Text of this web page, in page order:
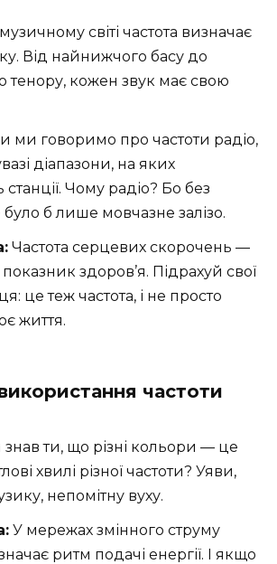
світі частота визначає
Від найнижчого басу до
тенору, кожен звук має свою
ми говоримо про частоти радіо,
діапазони, на яких
Чому радіо? Бо без
було б лише мовчазне залізо.
Частота серцевих скорочень —
здоров’я. Підрахуй свої
це теж частота, і не просто
життя.
частоти
ти, що різні кольори — це
хвилі різної частоти? Уяви,
непомітну вуху.
У мережах змінного струму
ритм подачі енергії. І якщо